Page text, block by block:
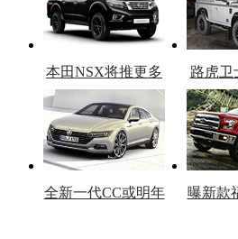
本田NSX将推更多
车型
路虎卫
全新一代CC或明年
曝新款